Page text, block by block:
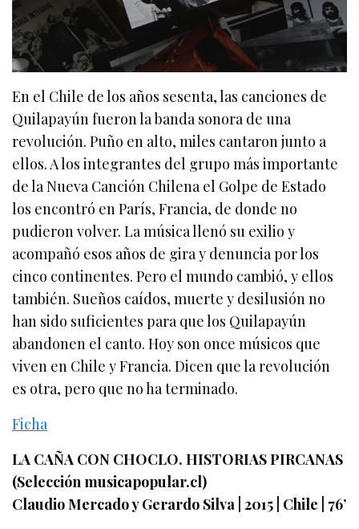
En el Chile de los años sesenta, las canciones de
Quilapayún fueron la banda sonora de una
revolución. Puño en alto, miles cantaron junto a
ellos. A los integrantes del grupo más importante
de la Nueva Canción Chilena el Golpe de Estado
los encontró en París, Francia, de donde no
pudieron volver. La música llenó su exilio y
acompañó esos años de gira y denuncia por los
cinco continentes. Pero el mundo cambió, y ellos
también. Sueños caídos, muerte y desilusión no
han sido suficientes para que los Quilapayún
abandonen el canto. Hoy son once músicos que
viven en Chile y Francia. Dicen que la revolución
es otra, pero que no ha terminado.
Ficha
LA CAÑA CON CHOCLO. HISTORIAS PIRCANAS
(Selección musicapopular.cl)
Claudio Mercado y Gerardo Silva | 2015 | Chile | 76’